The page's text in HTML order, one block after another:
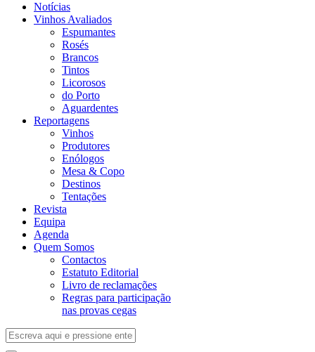
Notícias
Vinhos Avaliados
Espumantes
Rosés
Brancos
Tintos
Licorosos
do Porto
Aguardentes
Reportagens
Vinhos
Produtores
Enólogos
Mesa & Copo
Destinos
Tentações
Revista
Equipa
Agenda
Quem Somos
Contactos
Estatuto Editorial
Livro de reclamações
Regras para participação
nas provas cegas